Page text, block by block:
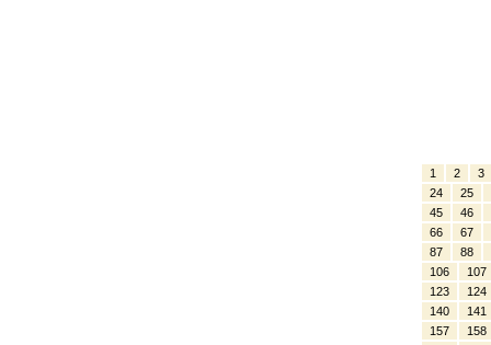
1 2
3
24
25
45
46
66
67
87
88
106
107
123
124
140
141
157
158